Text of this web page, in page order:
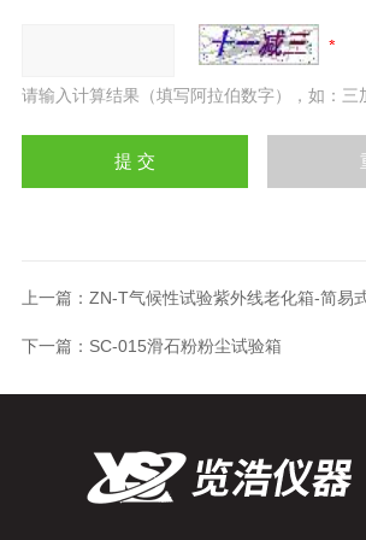
请输入计算结果（填写阿拉伯数字），如：三
上一篇： ZN-T气候性试验紫外线老化箱-简易
下一篇： SC-015滑石粉粉尘试验箱